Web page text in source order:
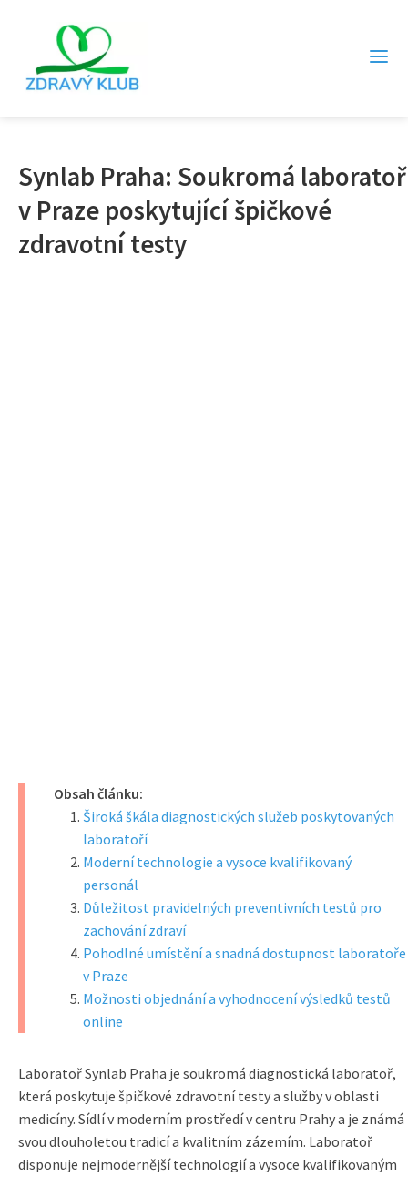
Synlab Praha: Soukromá laboratoř
v Praze poskytující špičkové
zdravotní testy
Obsah článku:
Široká škála diagnostických služeb poskytovaných
laboratoří
Moderní technologie a vysoce kvalifikovaný
personál
Důležitost pravidelných preventivních testů pro
zachování zdraví
Pohodlné umístění a snadná dostupnost laboratoře
v Praze
Možnosti objednání a vyhodnocení výsledků testů
online
Laboratoř Synlab Praha je soukromá diagnostická laboratoř,
která poskytuje špičkové zdravotní testy a služby v oblasti
medicíny. Sídlí v moderním prostředí v centru Prahy a je známá
svou dlouholetou tradicí a kvalitním zázemím. Laboratoř
disponuje nejmodernější technologií a vysoce kvalifikovaným